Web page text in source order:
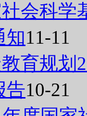
会科学
知11-11
育规划
告10-21